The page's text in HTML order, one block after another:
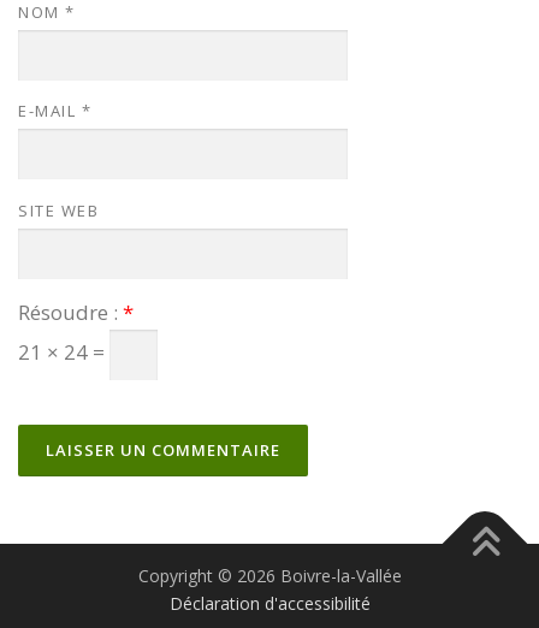
NOM *
E-MAIL *
SITE WEB
Résoudre : *
21 × 24 =
Copyright © 2026 Boivre-la-Vallée
Déclaration d'accessibilité